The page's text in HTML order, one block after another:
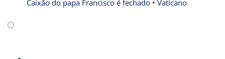
Caixão do papa Francisco é fechado • Vaticano